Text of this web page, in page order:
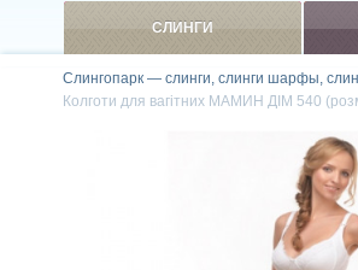
Слингопарк — слинги, слинги шарфы,
Колготи для вагітних МАМИН ДІМ 540
СЛИНГИ